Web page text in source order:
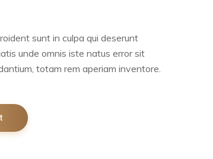
sunt in culpa qui deserunt
unde omnis iste natus error sit
totam rem aperiam inventore.